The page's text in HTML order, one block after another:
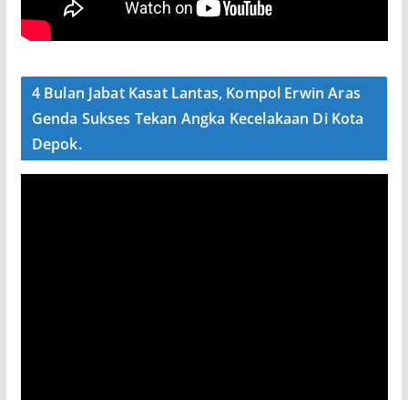
4 Bulan Jabat Kasat Lantas, Kompol Erwin Aras
Genda Sukses Tekan Angka Kecelakaan Di Kota
Depok.